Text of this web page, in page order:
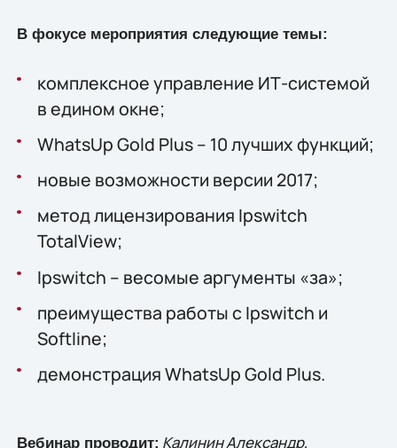
В фокусе мероприятия следующие темы:
комплексное управление ИТ-системой
в едином окне;
WhatsUp Gold Plus – 10 лучших функций;
новые возможности версии 2017;
метод лицензирования Ipswitch
TotalView;
Ipswitch – весомые аргументы «за»;
преимущества работы с Ipswitch и
Softline;
демонстрация WhatsUp Gold Plus.
Вебинар проводит: Калинин Александр,